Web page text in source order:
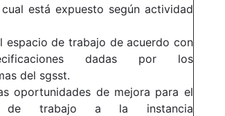
está expuesto según actividad
espacio de trabajo de acuerdo con
dadas por los
del sgsst.
oportunidades de mejora para el
de trabajo a la instancia